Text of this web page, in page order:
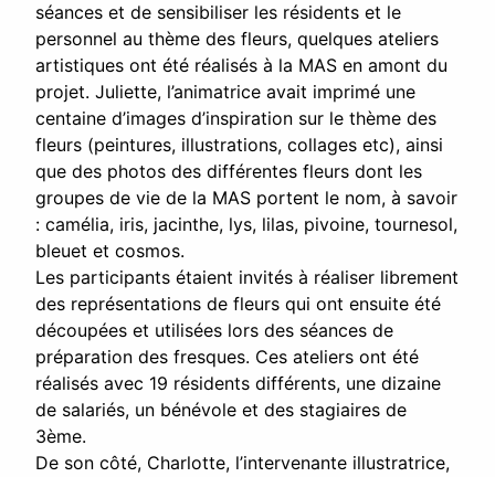
séances et de sensibiliser les résidents et le
personnel au thème des fleurs, quelques ateliers
artistiques ont été réalisés à la MAS en amont du
projet. Juliette, l’animatrice avait imprimé une
centaine d’images d’inspiration sur le thème des
fleurs (peintures, illustrations, collages etc), ainsi
que des photos des différentes fleurs dont les
groupes de vie de la MAS portent le nom, à savoir
: camélia, iris, jacinthe, lys, lilas, pivoine, tournesol,
bleuet et cosmos.
Les participants étaient invités à réaliser librement
des représentations de fleurs qui ont ensuite été
découpées et utilisées lors des séances de
préparation des fresques. Ces ateliers ont été
réalisés avec 19 résidents différents, une dizaine
de salariés, un bénévole et des stagiaires de
3ème.
De son côté, Charlotte, l’intervenante illustratrice,